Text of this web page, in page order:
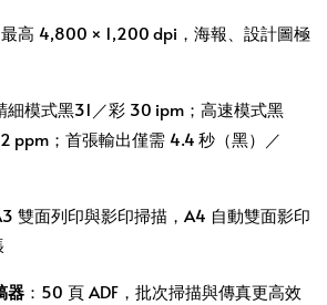
最高 4,800 × 1,200 dpi，海報、設計圖極
細模式黑31／彩 30 ipm；高速模式黑
ppm；首張輸出僅需 4.4 秒（黑）／
雙面列印與影印掃描，A4 自動雙面影印
器 ：50 頁 ADF，批次掃描與傳真更高效